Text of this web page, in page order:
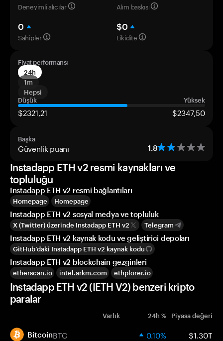
Deneyimli alıcılar
Alım baskısı
0
Sahipler
$0
Likidite
Fiyat performansı
24h
1m
Hepsi
Düşük
Yüksek
$2321,21 $2347,50
Başka
Güvenlik puanı 1.8
Instadapp ETH v2 resmi kaynakları ve
topluluğu
Instadapp ETH v2 resmi bağlantıları
Homepage Homepage
Instadapp ETH v2 sosyal medya ve topluluk
X (Twitter) üzerinde Instadapp ETH v2 Telegram
Instadapp ETH v2 kaynak kodu ve geliştirici depoları
GitHub’daki Instadapp ETH v2 kaynak kodu
Instadapp ETH v2 blockchain gezginleri
etherscan.io intel.arkm.com ethplorer.io
Instadapp ETH v2 (IETH V2) benzeri kripto
paralar
Varlık 24h % Piyasa değeri
BitcoinBTC 0.10% $1.30T